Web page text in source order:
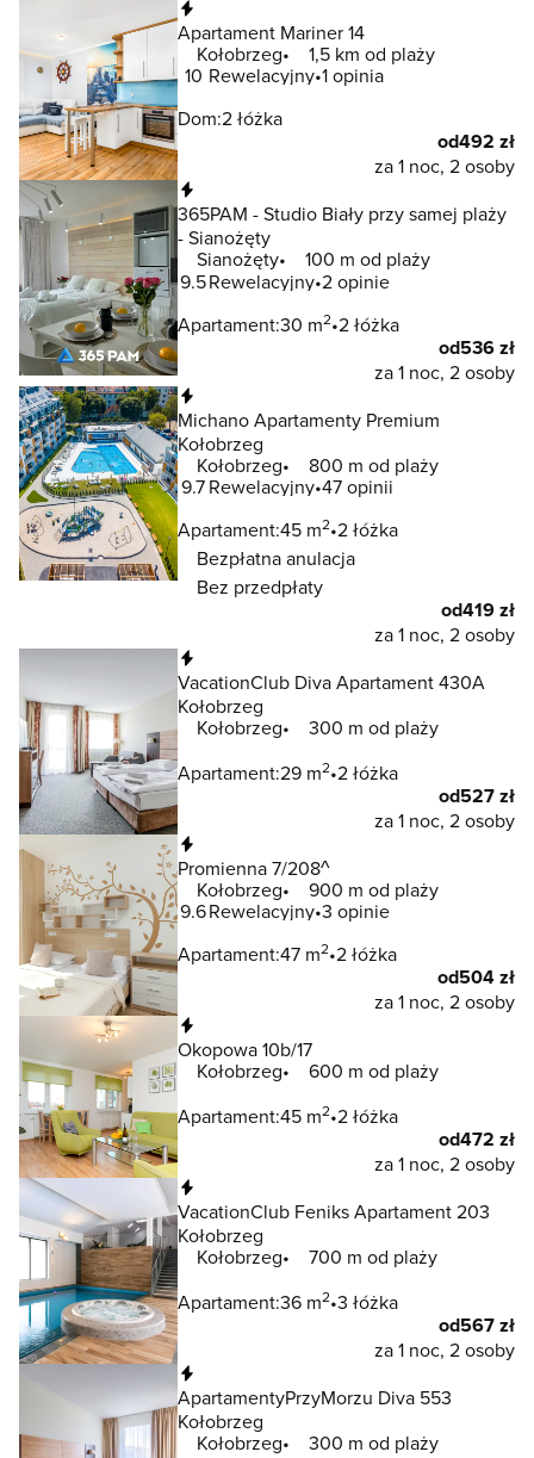
Apartament Mariner 14
Kołobrzeg
1,5 km od plaży
10 Rewelacyjny 1 opinia
Dom:2 łóżka
od492 zł
za 1 noc, 2 osoby
365PAM - Studio Biały przy samej plaży
- Sianożęty
Sianożęty
100 m od plaży
9.5Rewelacyjny 2 opinie
Apartament:30 m2 2 łóżka
od536 zł
za 1 noc, 2 osoby
Michano Apartamenty Premium
Kołobrzeg
Kołobrzeg
800 m od plaży
9.7Rewelacyjny 47 opinii
Apartament:45 m2 2 łóżka
Bezpłatna anulacja
Bez przedpłaty
od419 zł
za 1 noc, 2 osoby
VacationClub Diva Apartament 430A
Kołobrzeg
Kołobrzeg
300 m od plaży
Apartament:29 m2 2 łóżka
od527 zł
za 1 noc, 2 osoby
Promienna 7/208^
Kołobrzeg
900 m od plaży
9.6Rewelacyjny 3 opinie
Apartament:47 m2 2 łóżka
od504 zł
za 1 noc, 2 osoby
Okopowa 10b/17
Kołobrzeg
600 m od plaży
Apartament:45 m2 2 łóżka
od472 zł
za 1 noc, 2 osoby
VacationClub Feniks Apartament 203
Kołobrzeg
Kołobrzeg
700 m od plaży
Apartament:36 m2 3 łóżka
od567 zł
za 1 noc, 2 osoby
ApartamentyPrzyMorzu Diva 553
Kołobrzeg
Kołobrzeg
300 m od plaży